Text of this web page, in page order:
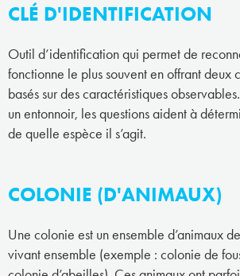
CLÉ D'IDENTIFICATION
Outil d’identification qui permet de
fonctionne le plus souvent en offrant deux
basés sur des caractéristiques
un entonnoir, les questions aident à
de quelle espèce il s’agit.
COLONIE (D'ANIMAUX)
Une colonie est un ensemble d’animaux
vivant ensemble (exemple : colonie de